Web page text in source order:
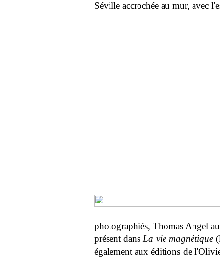
Séville accrochée au mur, avec
photographiés, Thomas Angel
présent dans La vie magnétique
également aux éditions de